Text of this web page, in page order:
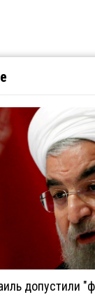
допустили